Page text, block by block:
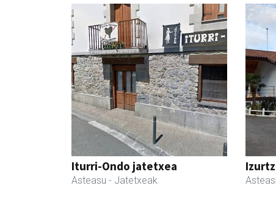
Iturri-Ondo jatetxea
Asteasu - Jatetxeak